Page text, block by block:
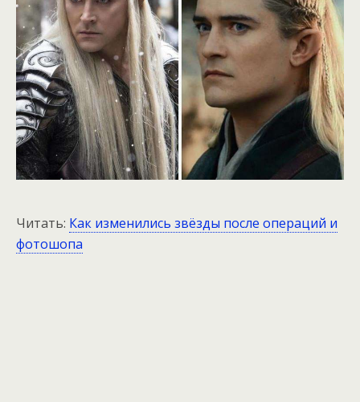
Читать: Как изменились звёзды после операций и
фотошопа